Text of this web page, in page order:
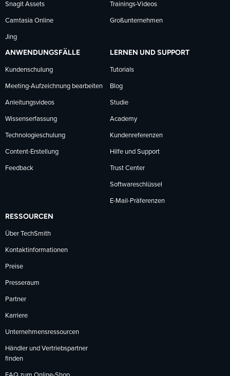
Snagit Assets
Camtasia Online
Jing
Trainings-Videos
Großunternehmen
ANWENDUNGSFÄLLE
Kundenschulung
Meeting-Aufzeichnung bearbeiten
Anleitungsvideos
Wissenserfassung
Technologieschulung
Content-Erstellung
Feedback
LERNEN UND SUPPORT
Tutorials
Blog
Studie
Academy
Kundenreferenzen
Hilfe und Support
Trust Center
Softwareschlüssel
E-Mail-Präferenzen
RESSOURCEN
Über TechSmith
Kontaktinformationen
Preise
Presseraum
Partner
Karriere
Unternehmensressourcen
Händler und Vertriebspartner
finden